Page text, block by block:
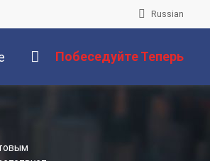
Russian
Побеседуйте Теперь